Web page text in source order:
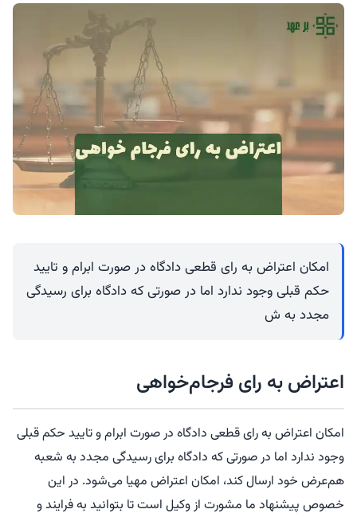
امکان اعتراض به رای قطعی دادگاه در صورت ابرام و تایید
حکم قبلی وجود ندارد اما در صورتی که دادگاه برای رسیدگی
مجدد به ش
اعتراض به رای فرجام‌خواهی
امکان اعتراض به رای قطعی دادگاه در صورت ابرام و تایید حکم قبلی
وجود ندارد اما در صورتی که دادگاه برای رسیدگی مجدد به شعبه
هم‌عرض خود ارسال کند، امکان اعتراض مهیا می‌شود. در این
خصوص پیشنهاد ما مشورت از وکیل است تا بتوانید به فرایند و